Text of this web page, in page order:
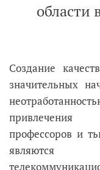
области
Создание
значительных
привлечения
профессоров и
являются